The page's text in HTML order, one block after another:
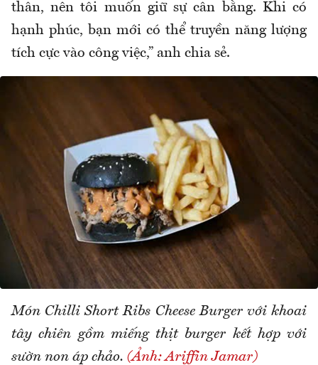
thân, nên tôi muốn giữ sự cân bằng. Khi có
hạnh phúc, bạn mới có thể truyền năng lượng
tích cực vào công việc,” anh chia sẻ.
Món Chilli Short Ribs Cheese Burger với khoai
tây chiên gồm miếng thịt burger kết hợp với
sườn non áp chảo. (Ảnh: Ariffin Jamar)